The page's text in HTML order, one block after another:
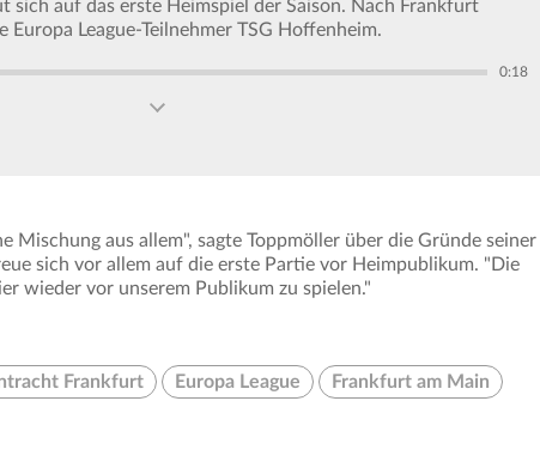
sich auf das erste Heimspiel der Saison. Nach Frankfurt
Europa League-Teilnehmer TSG Hoffenheim.
0:18
Mischung aus allem", sagte Toppmöller über die Gründe seiner
sich vor allem auf die erste Partie vor Heimpublikum. "Die
wieder vor unserem Publikum zu spielen."
Frankfurt Europa League Frankfurt am Main